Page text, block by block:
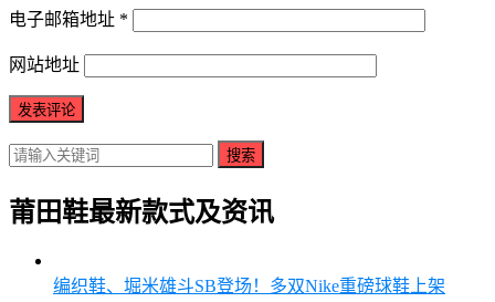
电子邮箱地址 *
网站地址
搜索
莆田鞋最新款式及资讯
编织鞋、堀米雄斗SB登场！多双Nike重磅球鞋上架